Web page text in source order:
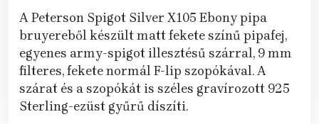
A Peterson Spigot Silver X105 Ebony pipa
bruyereből készült matt fekete színű pipafej,
egyenes army-spigot illesztésű szárral, 9 mm
filteres, fekete normál F-lip szopókával. A
szárat és a szopókát is széles gravírozott 925
Sterling-ezüst gyűrű díszíti.